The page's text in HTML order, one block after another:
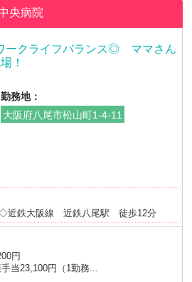
央病院
ークライフバランス◎ ママさん
！
勤務地：
大阪府八尾市松山町1-4-11
鉄大阪線 近鉄八尾駅 徒歩12分
円
当23,100円（1勤務...